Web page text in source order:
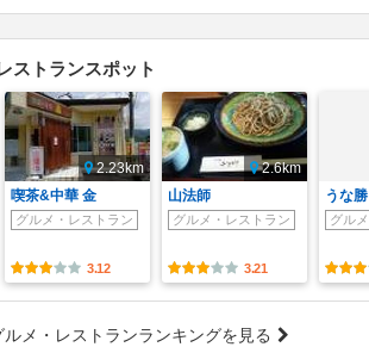
ストランスポット
2.23km
喫茶&中華 金
グルメ・レストラン
3.12
2.6km
山法師
グルメ・レストラン
3.21
うな勝
グル
メ・レストランランキングを見る